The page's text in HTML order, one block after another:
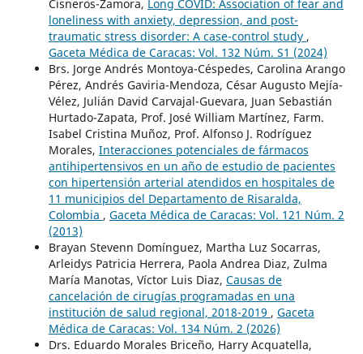
Cisneros-Zamora, Long COVID: Association of fear and
loneliness with anxiety, depression, and post-
traumatic stress disorder: A case-control study ,
Gaceta Médica de Caracas: Vol. 132 Núm. S1 (2024)
Brs. Jorge Andrés Montoya-Céspedes, Carolina Arango
Pérez, Andrés Gaviria-Mendoza, César Augusto Mejía-
Vélez, Julián David Carvajal-Guevara, Juan Sebastián
Hurtado-Zapata, Prof. José William Martínez, Farm.
Isabel Cristina Muñoz, Prof. Alfonso J. Rodríguez
Morales, Interacciones potenciales de fármacos
antihipertensivos en un año de estudio de pacientes
con hipertensión arterial atendidos en hospitales de
11 municipios del Departamento de Risaralda,
Colombia , Gaceta Médica de Caracas: Vol. 121 Núm. 2
(2013)
Brayan Stevenn Domínguez, Martha Luz Socarras,
Arleidys Patricia Herrera, Paola Andrea Diaz, Zulma
María Manotas, Víctor Luis Diaz, Causas de
cancelación de cirugías programadas en una
institución de salud regional, 2018-2019 , Gaceta
Médica de Caracas: Vol. 134 Núm. 2 (2026)
Drs. Eduardo Morales Briceño, Harry Acquatella,